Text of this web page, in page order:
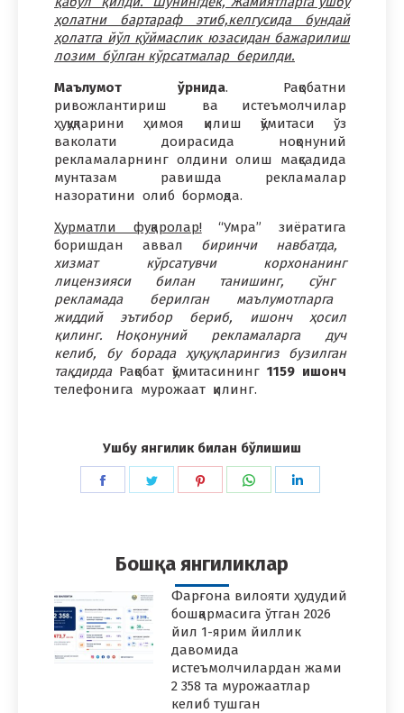
ҳолатни бартараф этиб,келгусида бундай
ҳолатга йўл қўймаслик юзасидан бажарилиш
лозим бўлган кўрсатмалар берилди.
Маълумот ўрнида. Рақобатни
ривожлантириш ва истеъмолчилар
ҳуқуқларини ҳимоя қилиш қўмитаси ўз
ваколати доирасида ноқонуний
рекламаларнинг олдини олиш мақсадида
мунтазам равишда рекламалар
назоратини олиб бормоқда.
Ҳурматли фуқаролар!“Умра” зиёратига
боришдан аввал биринчи навбатда,
хизмат кўрсатувчи корхонанинг
лицензияси билан танишинг, сўнг
рекламада берилган маълумотларга
жиддий эътибор бериб, ишонч ҳосил
қилинг. Ноқонуний рекламаларга дуч
келиб, бу борада ҳуқуқларингиз бузилган
тақдирдаРақобат қўмитасининг 1159 ишонч
телефонига мурожаат қилинг.
Ушбу янгилик билан бўлишиш
Share
Share
Share
Share
Бошқа янгиликлар
Фарғона вилояти ҳудудий
бошқармасига ўтган 2026
йил 1-ярим йиллик
давомида
истеъмолчилардан жами
2 358 та мурожаатлар
келиб тушган